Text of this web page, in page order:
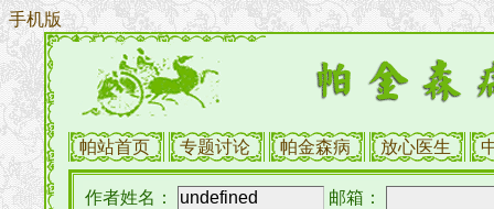
手机版
帕站首页 专题讨论 帕金森病 放心医生
作者姓名：
邮箱：